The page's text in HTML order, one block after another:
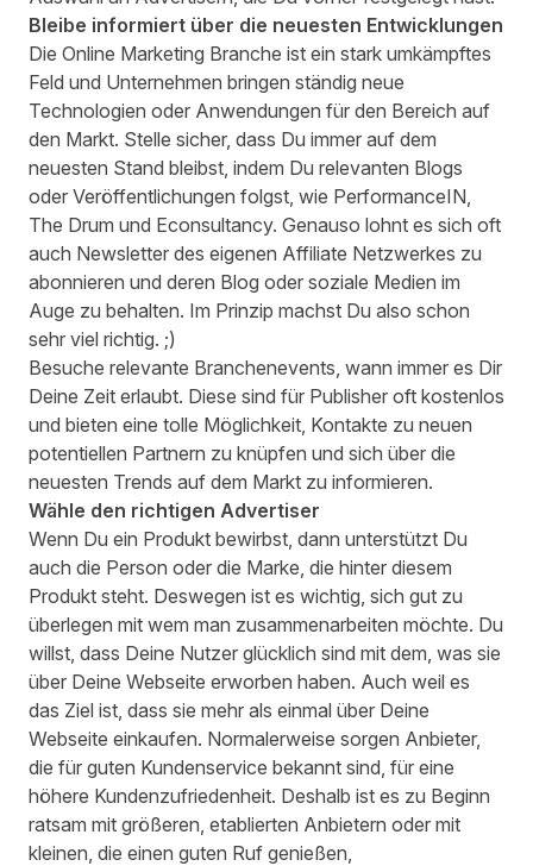
Bleibe informiert über die neuesten Entwicklungen
Die Online Marketing Branche ist ein stark umkämpftes
Feld und Unternehmen bringen ständig neue
Technologien oder Anwendungen für den Bereich auf
den Markt. Stelle sicher, dass Du immer auf dem
neuesten Stand bleibst, indem Du relevanten Blogs
oder Veröffentlichungen folgst, wie PerformanceIN
The Drum und Econsultancy. Genauso lohnt es sich oft
auch Newsletter des eigenen Affiliate Netzwerkes zu
abonnieren und deren Blog oder soziale Medien im
Auge zu behalten. Im Prinzip machst Du also schon
sehr viel richtig. ;)
Besuche relevante Branchenevents, wann immer es Dir
Deine Zeit erlaubt. Diese sind für Publisher oft kostenlos
und bieten eine tolle Möglichkeit, Kontakte zu neuen
potentiellen Partnern zu knüpfen und sich über die
neuesten Trends auf dem Markt zu informieren.
Wähle den richtigen Advertiser
Wenn Du ein Produkt bewirbst, dann unterstützt Du
auch die Person oder die Marke, die hinter diesem
Produkt steht. Deswegen ist es wichtig, sich gut zu
überlegen mit wem man zusammenarbeiten möchte. Du
willst, dass Deine Nutzer glücklich sind mit dem, was sie
über Deine Webseite erworben haben. Auch weil es
das Ziel ist, dass sie mehr als einmal über Deine
Webseite einkaufen. Normalerweise sorgen Anbieter,
die für guten Kundenservice bekannt sind, für eine
höhere Kundenzufriedenheit. Deshalb ist es zu Beginn
ratsam mit größeren, etablierten Anbietern oder mit
kleinen, die einen guten Ruf genießen,